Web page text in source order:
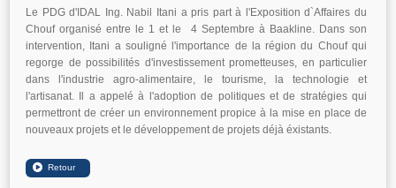
Le PDG d'IDAL Ing. Nabil Itani a pris part à l'Exposition d`Affaires du
Chouf organisé entre le 1 et le 4 Septembre à Baakline. Dans son
intervention, Itani a souligné l'importance de la région du Chouf qui
regorge de possibilités d'investissement prometteuses, en particulier
dans l'industrie agro-alimentaire, le tourisme, la technologie et
l'artisanat. Il a appelé à l'adoption de politiques et de stratégies qui
permettront de créer un environnement propice à la mise en place de
nouveaux projets et le développement de projets déjà éxistants.